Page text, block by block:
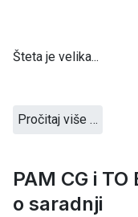
Šteta je velika...
Pročitaj više …
PAM CG i
o saradnji